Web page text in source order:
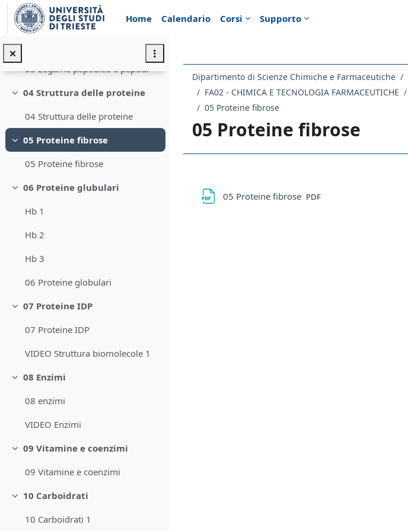
Vai al contenuto principale
Home
Calendario Corsi Supporto
Minimizza
02 Amminoacidi
Minimizza
03 Legame peptidico e peptidi
03 Legame peptidico e peptidi
Minimizza
04 Struttura delle proteine
04 Struttura delle proteine
Minimizza
05 Proteine fibrose
05 Proteine fibrose
Minimizza
06 Proteine glubulari
Hb 1
Hb 2
Hb 3
06 Proteine globulari
Minimizza
07 Proteine IDP
07 Proteine IDP
VIDEO Struttura biomolecole 1
Minimizza
08 Enzimi
08 enzimi
VIDEO Enzimi
Minimizza
09 Vitamine e coenzimi
09 Vitamine e coenzimi
Minimizza
10 Carboidrati
10 Carboidrati 1
Dipartimento di Scienze Chimiche e Farmaceutiche
FA02 - CHIMICA E TECNOLOGIA FARMACEUTICHE
05 Proteine fibrose
05 Proteine fibrose
05 Proteine fibrose File
PDF